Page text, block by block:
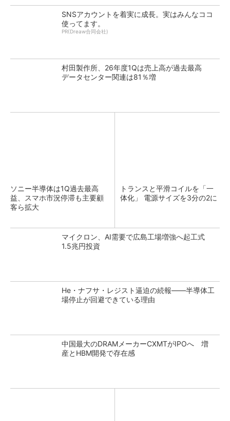
SNSアカウントを着実に成長。実はみんなココ
使ってます。
PR(Dreaw合同会社)
村田製作所、26年度1Qは売上高が過去最高
データセンター関連は81％増
ソニー半導体は1Q過去最高
益、スマホ市況停滞も主要顧
客ら拡大
トランスと平滑コイルを「一
体化」 電源サイズを3分の2に
マイクロン、AI需要で広島工場増強へ起工式
1.5兆円投資
He・ナフサ・レジスト逼迫の続報――半導体工
場停止が回避できている理由
中国最大のDRAMメーカーCXMTがIPOへ 増
産とHBM開発で存在感